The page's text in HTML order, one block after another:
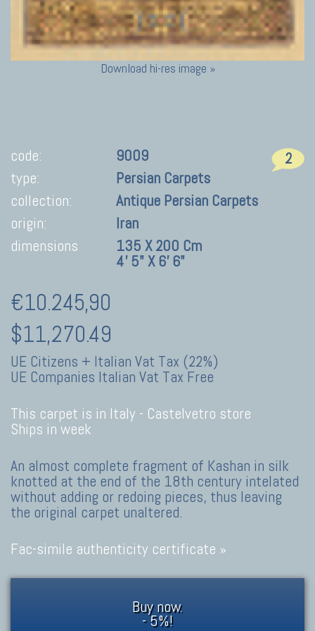
Download hi-res image »
2
code:
9009
type:
Persian Carpets
collection:
Antique Persian Carpets
origin:
Iran
dimensions
135 X 200 Cm
4' 5" X 6' 6"
€10.245,90
$11,270.49
UE Citizens + Italian Vat Tax (22%)
UE Companies Italian Vat Tax Free
This carpet is in Italy - Castelvetro store
Ships in week
An almost complete fragment of Kashan in silk
knotted at the end of the 18th century intelated
without adding or redoing pieces, thus leaving
the original carpet unaltered.
Fac-simile authenticity certificate »
Buy now.
- 5%!